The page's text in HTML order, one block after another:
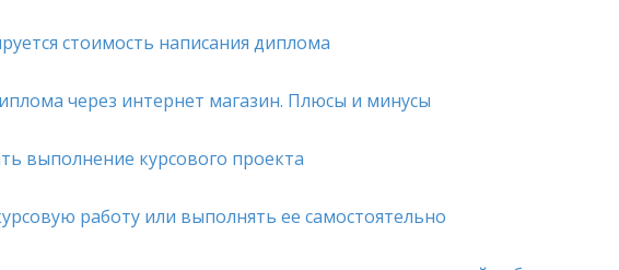
стоимость написания диплома
через интернет магазин. Плюсы и минусы
выполнение курсового проекта
работу или выполнять ее самостоятельно